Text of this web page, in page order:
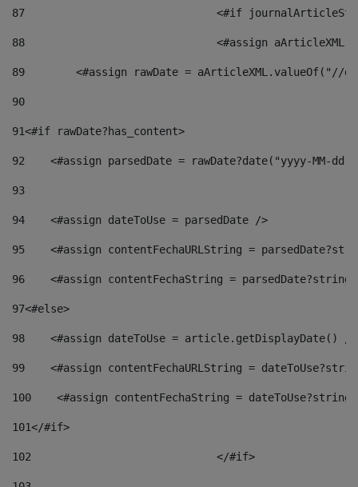
87
88
<#assign
89
<#assign rawDate = aArticleXML.valueOf("//
90
91<#if rawDate?has_content>
92
<#assign parsedDate = rawDate?date("yyyy-MM-
93
94
    <#assign dateToUse = parsedDate />
95
<#assign contentFechaURLString =
96
<#assign contentFechaString =
97<#else>
98
<#assign dateToUse = article.getDisplayDate()
99
<#assign contentFechaURLString =
100
<#assign contentFechaString =
101</#if>
102